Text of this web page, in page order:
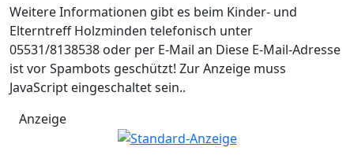
Weitere Informationen gibt es beim Kinder- und
Elterntreff Holzminden telefonisch unter
05531/8138538 oder per E-Mail an Diese E-Mail-Adresse
ist vor Spambots geschützt! Zur Anzeige muss
JavaScript eingeschaltet sein..
Anzeige